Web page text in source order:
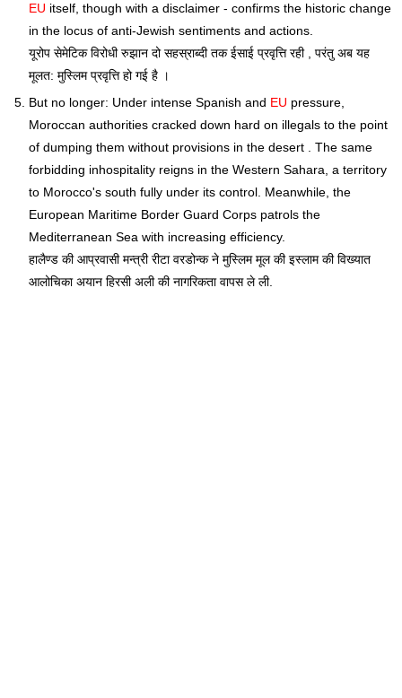
EU itself, though with a disclaimer - confirms the historic change
in the locus of anti-Jewish sentiments and actions.
यूरोप सेमेटिक विरोधी रुझान दो सहस्राब्दी तक ईसाई प्रवृत्ति रही , परंतु अब यह
मूलत: मुस्लिम प्रवृत्ति हो गई है ।
But no longer: Under intense Spanish and EU pressure,
Moroccan authorities cracked down hard on illegals to the point
of dumping them without provisions in the desert . The same
forbidding inhospitality reigns in the Western Sahara, a territory
to Morocco's south fully under its control. Meanwhile, the
European Maritime Border Guard Corps patrols the
Mediterranean Sea with increasing efficiency.
हालैण्ड की आप्रवासी मन्त्री रीटा वरडोन्क ने मुस्लिम मूल की इस्लाम की विख्यात
आलोचिका अयान हिरसी अली की नागरिकता वापस ले ली.